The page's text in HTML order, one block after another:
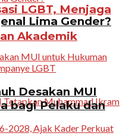
LGBT, Menjaga
Akademik
Lima Gender?
Desakan MUI
bagi Pelaku dan